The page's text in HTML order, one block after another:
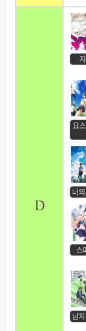
D
요
너
스
남